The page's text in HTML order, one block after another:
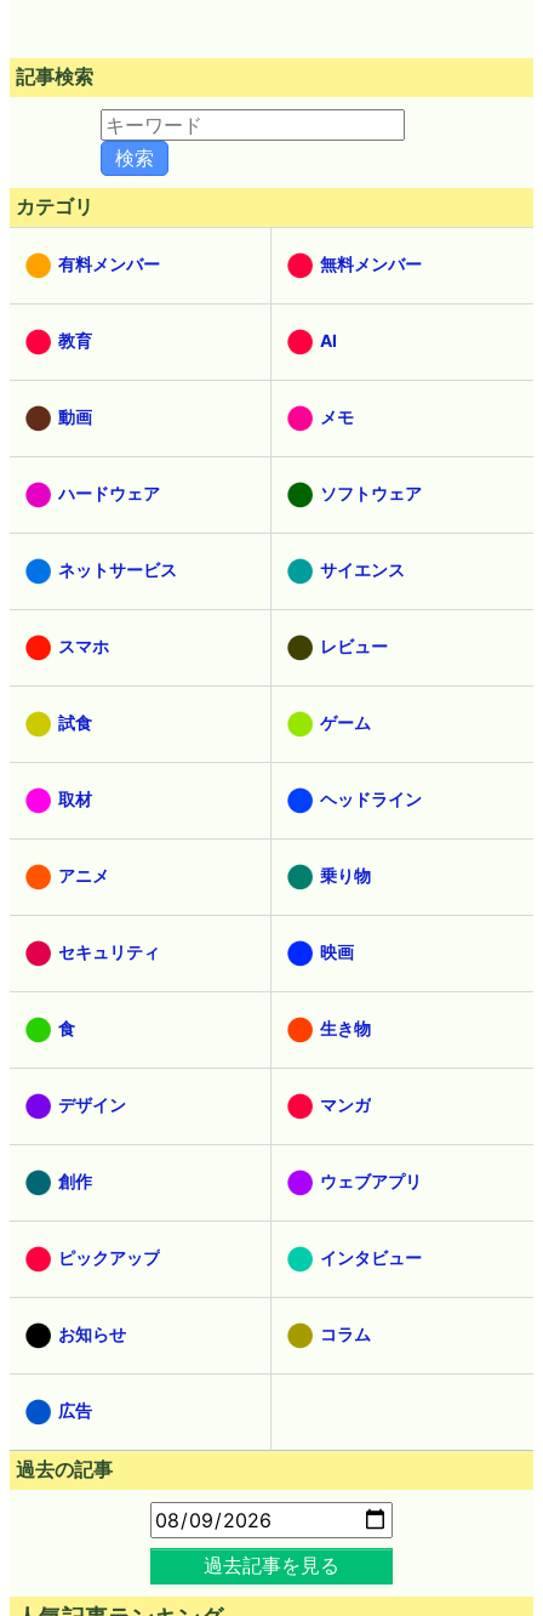
記事検索
カテゴリ
有料メンバー 無料メンバー
教育 AI
動画 メモ
ハードウェア ソフトウェア
ネットサービス サイエンス
スマホ レビュー
試食 ゲーム
取材 ヘッドライン
アニメ 乗り物
セキュリティ 映画
食 生き物
デザイン マンガ
創作 ウェブアプリ
ピックアップ インタビュー
お知らせ コラム
広告
過去の記事
過去記事を見る